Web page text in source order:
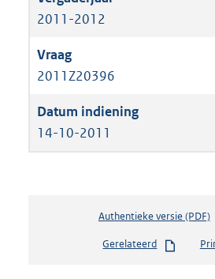
2011-2012
2011Z20396
14-10-2011
Authentieke versie (PDF)b
s
Gerelateerd